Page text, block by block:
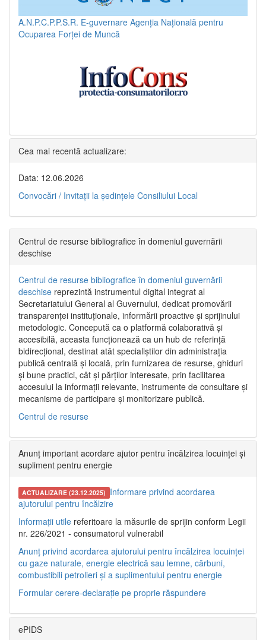
A.N.P.C.P.P.S.R. E-guvernare Agenția Națională pentru
Ocuparea Forței de Muncă
Cea mai recentă actualizare:
Data: 12.06.2026
Convocări / Invitaţii la şedinţele Consiliului Local
Centrul de resurse bibliografice în domeniul guvernării
deschise
Centrul de resurse bibliografice în domeniul guvernării
deschise reprezintă instrumentul digital integrat al
Secretariatului General al Guvernului, dedicat promovării
transparenței instituționale, informării proactive și sprijinului
metodologic. Concepută ca o platformă colaborativă și
accesibilă, aceasta funcționează ca un hub de referință
bidirecțional, destinat atât specialiștilor din administrația
publică centrală și locală, prin furnizarea de resurse, ghiduri
și bune practici, cât și părților interesate, prin facilitarea
accesului la informații relevante, instrumente de consultare și
mecanisme de participare și monitorizare publică.
Centrul de resurse
Anunț important acordare ajutor pentru încălzirea locuinței și
supliment pentru energie
ACTUALIZARE (23.12.2025) Informare privind acordarea
ajutorului pentru încălzire
Informații utile referitoare la măsurile de sprijin conform Legii
nr. 226/2021 - consumatorul vulnerabil
Anunț privind acordarea ajutorului pentru încălzirea locuinței
cu gaze naturale, energie electrică sau lemne, cărbuni,
combustibili petrolieri și a suplimentului pentru energie
Formular cerere-declarație pe proprie răspundere
ePIDS